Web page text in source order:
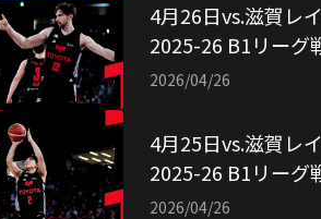
4月26日vs.滋賀レ
2025-26 B1リーグ
用：アルバルク東京
2026/04/26
4月25日vs.滋賀レ
2025-26 B1リーグ
用：アルバルク東京
2026/04/26